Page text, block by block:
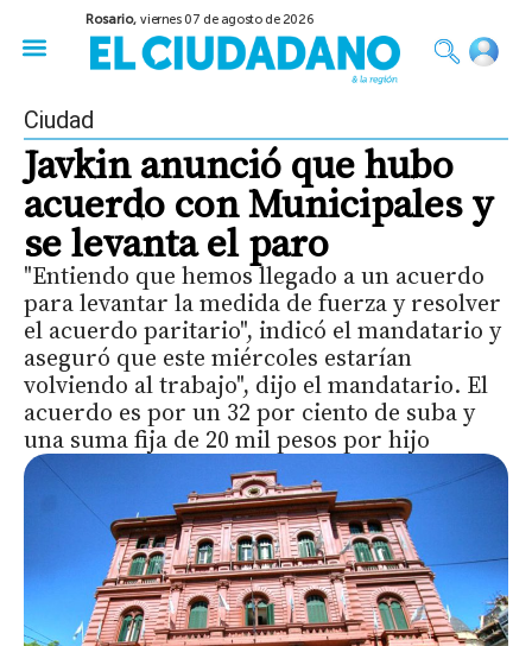
Rosario,viernes 07 de agosto de 2026
Ciudad
Javkin anunció que hubo
acuerdo con Municipales y
se levanta el paro
"Entiendo que hemos llegado a un acuerdo
para levantar la medida de fuerza y resolver
el acuerdo paritario", indicó el mandatario y
aseguró que este miércoles estarían
volviendo al trabajo", dijo el mandatario. El
acuerdo es por un 32 por ciento de suba y
una suma fija de 20 mil pesos por hijo